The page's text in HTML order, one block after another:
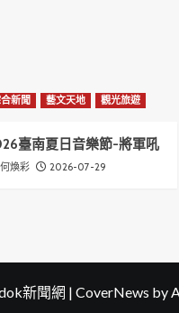
新聞 藝文天地 觀光旅遊
臺南夏日音樂節-將軍吼
何煥彩 2026-07-29
新聞網 | CoverNews by